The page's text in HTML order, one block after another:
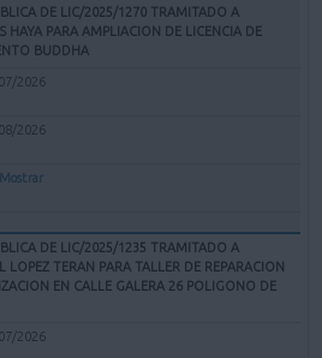
DE LIC/2025/1270 TRAMITADO A
HAYA PARA AMPLIACION DE LICENCIA DE
BUDDHA
2026
2026
Mostrar
DE LIC/2025/1235 TRAMITADO A
LOPEZ TERAN PARA TALLER DE REPARACION
EN CALLE GALERA 26 POLIGONO DE
2026